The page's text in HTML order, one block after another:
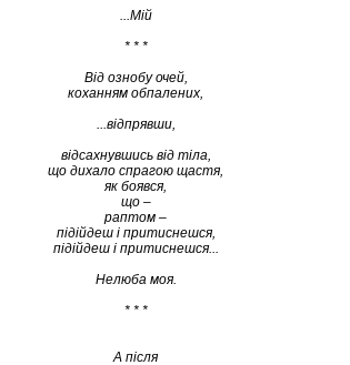
...Мій
* * *
Від ознобу очей,
коханням обпалених,
...відпрявши,
відсахнувшись від тіла,
що дихало спрагою щастя,
як боявся,
що –
раптом –
підійдеш і притиснешся,
підійдеш і притиснешся...
Нелюба моя.
* * *
А після